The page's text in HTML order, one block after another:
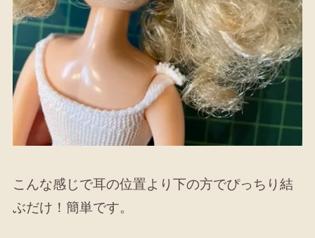
こんな感じで耳の位置より下の方でぴっちり結
ぶだけ！簡単です。